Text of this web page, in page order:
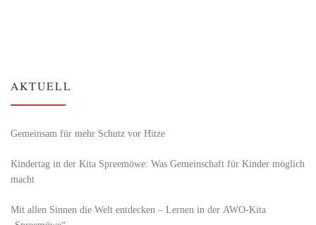
AKTUELL
Gemeinsam für mehr Schutz vor Hitze
Kindertag in der Kita Spreemöwe: Was Gemeinschaft für Kinder möglich
macht
Mit allen Sinnen die Welt entdecken – Lernen in der AWO-Kita